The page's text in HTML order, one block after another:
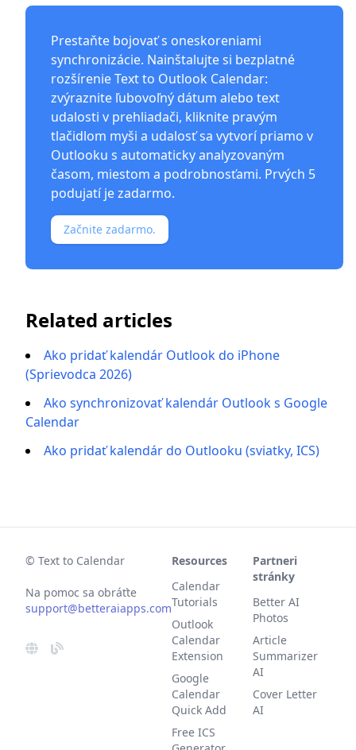
Prestaňte bojovať s oneskoreniami
synchronizácie. Nainštalujte si bezplatné
rozšírenie Text to Outlook Calendar:
zvýraznite ľubovoľný dátum alebo text
udalosti v prehliadači, kliknite pravým
tlačidlom myši a udalosť sa vytvorí priamo v
Outlooku s automaticky analyzovaným
časom, miestom a podrobnosťami. Prvých 5
podujatí je zadarmo.
Začnite zadarmo.
Related articles
Ako pridať kalendár Outlook do iPhone
(Sprievodca 2026)
Ako synchronizovať kalendár Outlook s Google
Calendar
Ako pridať kalendár do Outlooku (sviatky, ICS)
© Text to Calendar
Na pomoc sa obráťte
support@betteraiapps.com
Resources
Calendar
Tutorials
Outlook
Calendar
Extension
Google
Calendar
Quick Add
Free ICS
Partneri
stránky
Better AI
Photos
Article
Summarizer
AI
Cover Letter
AI